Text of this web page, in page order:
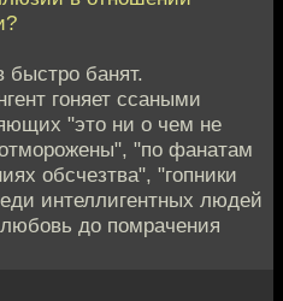
банят.
гоняет ссаными
"это ни о чем не
"по фанатам
обсчезтва", "гопники
интеллигентных людей
до помрачения